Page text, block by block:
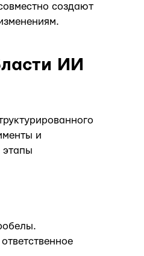
создают
ИИ
и
этапы